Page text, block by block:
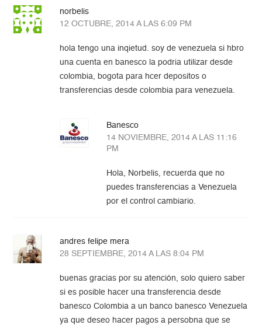
norbelis
12 OCTUBRE, 2014 A LAS 6:09 PM
hola tengo una inqietud. soy de venezuela si hbro
una cuenta en banesco la podria utilizar desde
colombia, bogota para hcer depositos o
transferencias desde colombia para venezuela.
Banesco
14 NOVIEMBRE, 2014 A LAS 11:16
PM
Hola, Norbelis, recuerda que no
puedes transferencias a Venezuela
por el control cambiario.
andres felipe mera
28 SEPTIEMBRE, 2014 A LAS 8:04 PM
buenas gracias por su atención, solo quiero saber
si es posible hacer una transferencia desde
banesco Colombia a un banco banesco Venezuela
ya que deseo hacer pagos a persobna que se